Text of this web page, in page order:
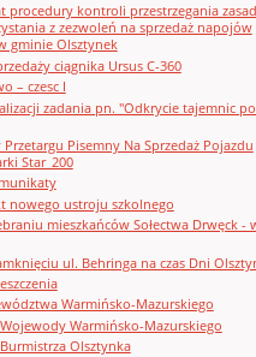
procedury kontroli przestrzegania
z zezwoleń na sprzedaż napojów
gminie Olsztynek
ciągnika Ursus C-360
– czesc I
zadania pn. "Odkrycie tajemnic
Pisemny Na Sprzedaż Pojazdu
Star_200
nowego ustroju szkolnego
mieszkańców Sołectwa Drwęck -
ul. Behringa na czas Dni
Warmińsko-Mazurskiego
Warmińsko-Mazurskiego
Olsztynka